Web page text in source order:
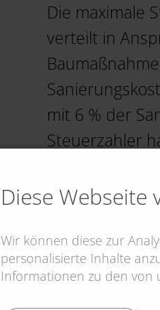
Die maximale
verteilt in
mit 6 % der
Steuerzahler
Auch die
müssen
% abgesetzt
Diese Webseite
Wir können diese zur
personalisierte Inhalte
Informationen zu den von